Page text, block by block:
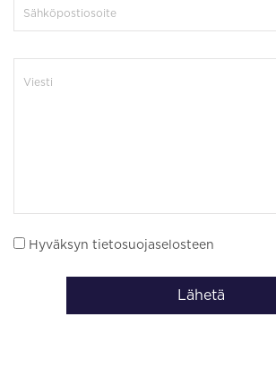
Hyväksyn tietosuojaselosteen
Lähetä